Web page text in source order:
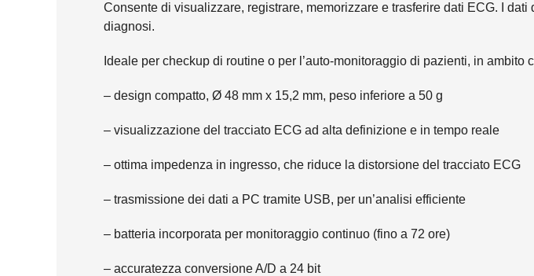
Consente di visualizzare, registrare, memorizzare e trasferire dati ECG. I
diagnosi.
Ideale per checkup di routine o per l’auto-monitoraggio di pazienti, in
– design compatto, Ø 48 mm x 15,2 mm, peso inferiore a 50 g
– visualizzazione del tracciato ECG ad alta definizione e in tempo reale
– ottima impedenza in ingresso, che riduce la distorsione del tracciato ECG
– trasmissione dei dati a PC tramite USB, per un’analisi efficiente
– batteria incorporata per monitoraggio continuo (fino a 72 ore)
– accuratezza conversione A/D a 24 bit